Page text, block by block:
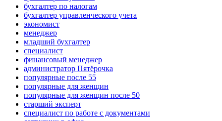
бухгалтер по налогам
бухгалтер управленческого учета
экономист
менеджер
младший бухгалтер
специалист
финансовый менеджер
администратор Пятёрочка
популярные после 55
популярные для женщин
популярные для женщин после 50
старший эксперт
специалист по работе с документами